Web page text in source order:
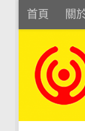
Skip to
首頁 關